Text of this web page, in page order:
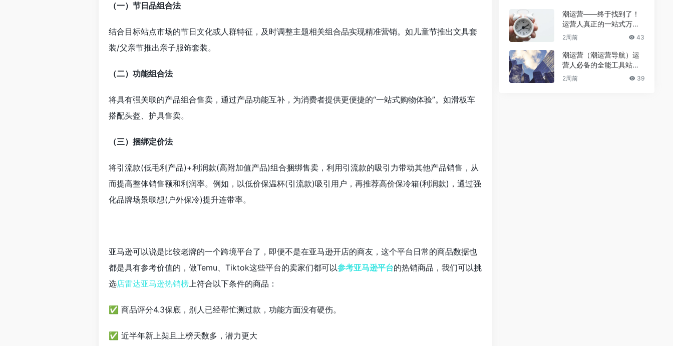
（一） 节日品组合法
结合目标站点市场的节日文化或人群特征，及时调整主题相关组合品实现精准营销。如儿童节推出文具套
装/父亲节推出亲子服饰套装。
（二） 功能组合法
将具有强关联的产品组合售卖，通过产品功能互补，为消费者提供更便捷的“一站式购物体验”。如滑板车
搭配头盔、护具售卖。
（三） 捆绑定价法
将引流款(低毛利产品)+利润款(高附加值产品)组合捆绑售卖，利用引流款的吸引力带动其他产品销售，从
而提高整体销售额和利润率。例如，以低价保温杯(引流款)吸引用户，再推荐高价保冷箱(利润款)，通过强
化品牌场景联想(户外保冷)提升连带率。
亚马逊可以说是比较老牌的一个跨境平台了，即便不是在亚马逊开店的商友，这个平台日常的商品数据也
都是具有参考价值的，做Temu、Tiktok这些平台的卖家们都可以参考亚马逊平台的热销商品，我们可以挑
选店雷达亚马逊热销榜上符合以下条件的商品：
✅ 商品评分4.3保底，别人已经帮忙测过款，功能方面没有硬伤。
✅ 近半年新上架且上榜天数多，潜力更大
潮运营——终于找到了！
运营人真正的一站式万能
资源导航（免费、无广
2周前 43
潮运营（潮运营导航）运
营人必备的全能工具站｜
完整功能详解
2周前 39